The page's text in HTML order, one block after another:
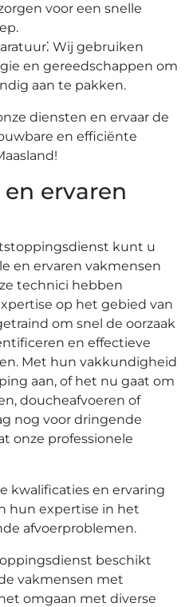
voor een snelle
Wij gebruiken
en gereedschappen om
aan te pakken.​
diensten en ervaar de
en efficiënte
ervaren
kunt u
en ervaren vakmensen
technici hebben
op het gebied van
om snel de oorzaak
en effectieve
Met hun vakkundigheid
aan, of het nu gaat om
doucheafvoeren of
nog voor dringende
onze professionele
kwalificaties en ervaring
hun expertise in het
afvoerproblemen.​
beschikt
vakmensen met
omgaan met diverse